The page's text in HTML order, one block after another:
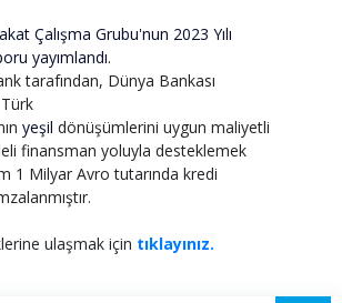
Çalışma Grubu'nun 2023 Yılı
yayımlandı.
tarafından, Dünya Bankası
yeşil dönüşümlerini uygun maliyetli
finansman yoluyla desteklemek
1 Milyar Avro tutarında kredi
ulaşmak için tıklayınız.